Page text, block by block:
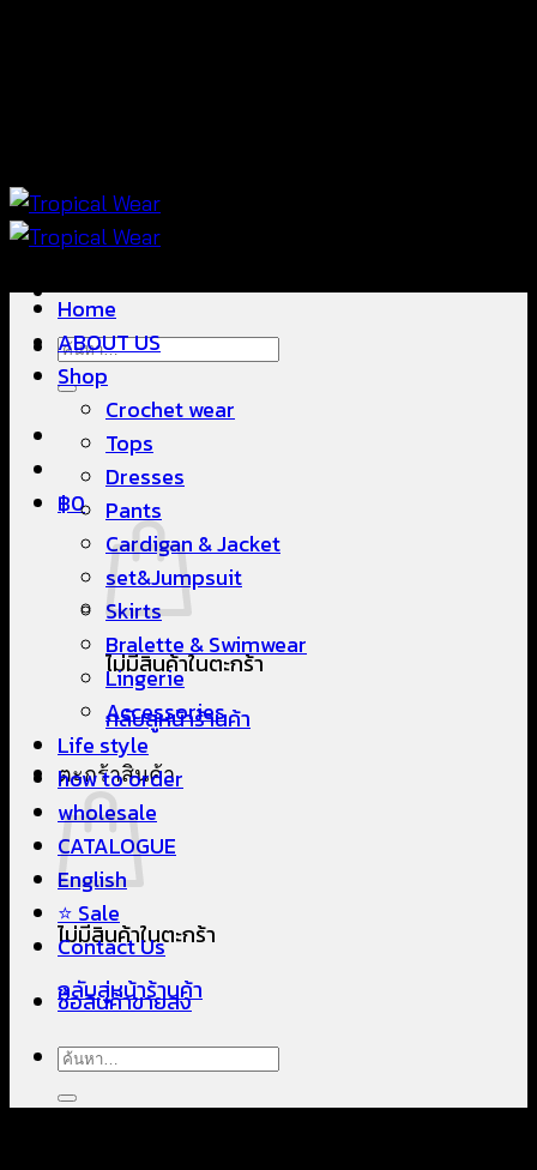
ค้นหา:
฿0
ไม่มีสินค้าในตะกร้า
กลับสู่หน้าร้านค้า
ตะกร้าสินค้า
ไม่มีสินค้าในตะกร้า
กลับสู่หน้าร้านค้า
Home
ABOUT US
Shop
Crochet wear
Tops
Dresses
Pants
Cardigan & Jacket
set&Jumpsuit
Skirts
Bralette & Swimwear
Lingerie
Accessories
Life style
how to order
wholesale
CATALOGUE
English
⭐ Sale
Contact Us
ซื้อสินค้าขายส่ง
ค้นหา: